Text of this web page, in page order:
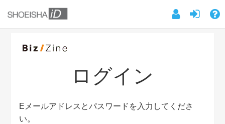
ログイン
Eメールアドレスとパスワードを入力してくださ
い。